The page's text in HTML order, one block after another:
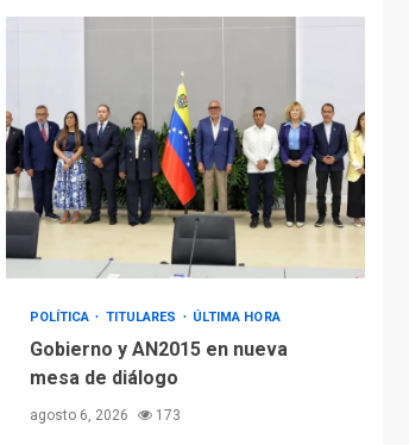
Japón debate
POLÍTICA TITULARES ÚLTIMA HORA
Gobierno y AN2015 en nueva
mesa de diálogo
agosto 6, 2026 173